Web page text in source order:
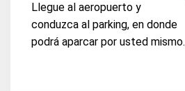
Llegue al aeropuerto y
conduzca al parking, en donde
podrá aparcar por usted mismo.